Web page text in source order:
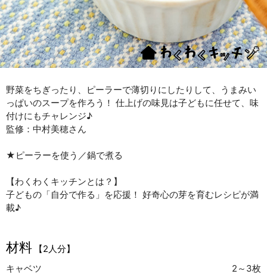
野菜をちぎったり、ピーラーで薄切りにしたりして、うまみい
っぱいのスープを作ろう！ 仕上げの味見は子どもに任せて、味
付けにもチャレンジ♪
監修：中村美穂さん
★ピーラーを使う／鍋で煮る
【わくわくキッチンとは？】
子どもの「自分で作る」を応援！ 好奇心の芽を育むレシピが満
載♪
材料
【2人分】
キャベツ
2～3枚